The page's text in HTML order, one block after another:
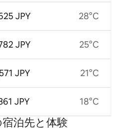
JPY
JPY
JPY
JPY
28°C
25°C
21°C
18°C
泊⁠先と体⁠験